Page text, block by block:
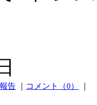
告 コメント（0）